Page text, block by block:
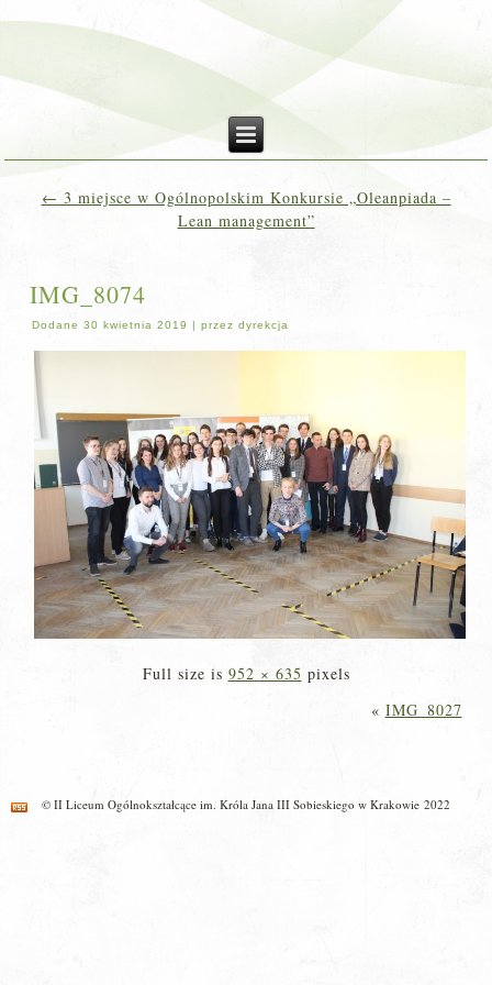
← 3 miejsce w Ogólnopolskim Konkursie „Oleanpiada –
Lean management”
IMG_8074
Dodane 30 kwietnia 2019 |przez dyrekcja
Full size is 952 × 635 pixels
« IMG_8027
© II Liceum Ogólnokształcące im. Króla Jana III Sobieskiego w Krakowie 2022